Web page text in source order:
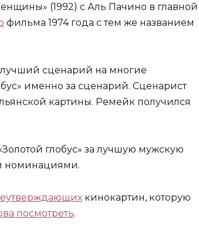
(1992) с Аль Пачино в главной
фильма 1974 года с тем же названием
лучший сценарий на многие
именно за сценарий. Сценарист
картины. Ремейк получился
глобус» за лучшую мужскую
номинациями.
кинокартин, которую
посмотреть.